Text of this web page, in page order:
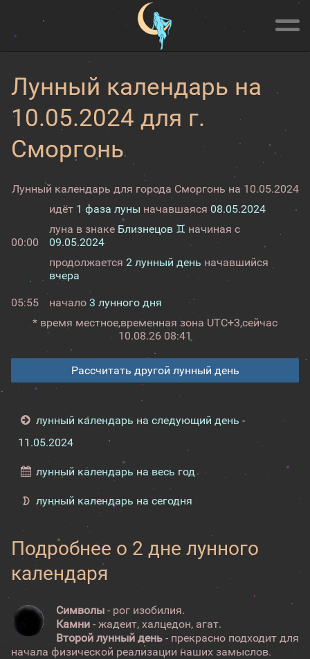
Лунный календарь на
10.05.2024 для г.
Сморгонь
Лунный календарь для города Сморгонь на 10.05.2024
00:00
идёт 1 фаза луны начавшаяся 08.05.2024
луна в знаке Близнецов ♊ начиная с
09.05.2024
продолжается 2 лунный день начавшийся
вчера
05:55 начало 3 лунного дня
* время местное,временная зона UTC+3,сейчас
10.08.26 08:41
Рассчитать другой лунный день
лунный календарь на следующий день -
11.05.2024
лунный календарь на весь год
лунный календарь на сегодня
Подробнее о 2 дне лунного
календаря
Символы - рог изобилия.
Камни - жадеит, халцедон, агат.
Второй лунный день - прекрасно подходит для
начала физической реализации наших замыслов.